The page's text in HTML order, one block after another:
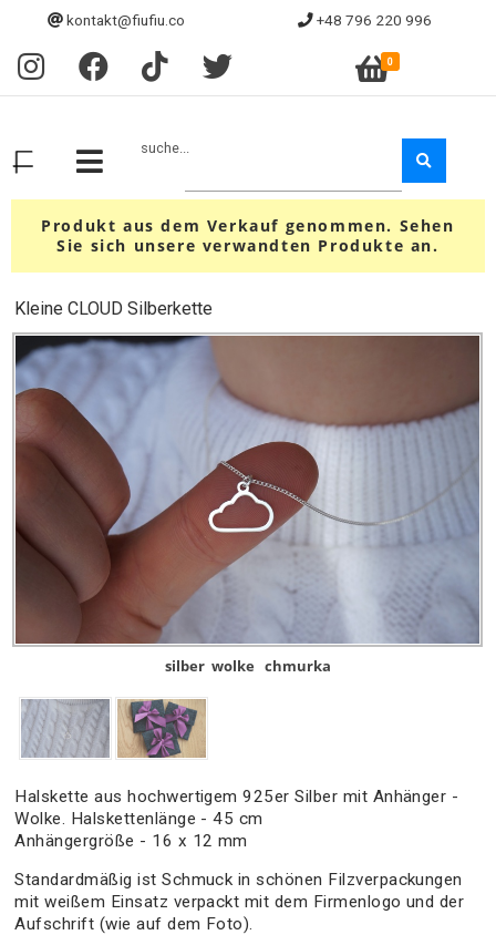
kontakt@fiufiu.co +48 796 220 996
0
suche...
Produkt aus dem Verkauf genommen. Sehen
Sie sich unsere verwandten Produkte an.
Kleine CLOUD Silberkette
silber wolke chmurka
Halskette aus hochwertigem 925er Silber mit Anhänger -
Wolke. Halskettenlänge - 45 cm
Anhängergröße - 16 x 12 mm
Standardmäßig ist Schmuck in schönen Filzverpackungen
mit weißem Einsatz verpackt mit dem Firmenlogo und der
Aufschrift (wie auf dem Foto).